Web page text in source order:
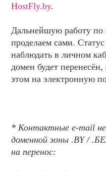
HostFly.by.
Дальнейшую работу
проделаем сами.
наблюдать в личном
домен будет
этом на электронную
* Контактные e-mail
доменной зоны .BY /
на перенос: